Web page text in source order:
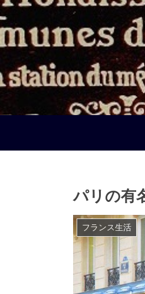
パリの有
フランス生活